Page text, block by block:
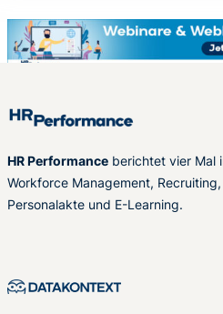
HR Performance berichtet vier Mal
Workforce Management,
Personalakte und E-Learning.